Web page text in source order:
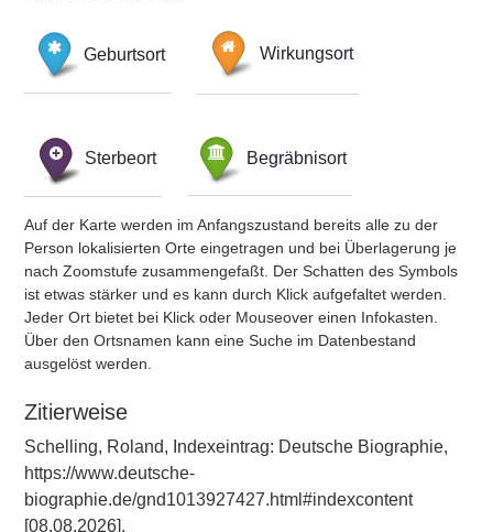
Geburtsort Wirkungsort
Sterbeort Begräbnisort
Auf der Karte werden im Anfangszustand bereits alle zu der
Person lokalisierten Orte eingetragen und bei Überlagerung je
nach Zoomstufe zusammengefaßt. Der Schatten des Symbols
ist etwas stärker und es kann durch Klick aufgefaltet werden.
Jeder Ort bietet bei Klick oder Mouseover einen Infokasten.
Über den Ortsnamen kann eine Suche im Datenbestand
ausgelöst werden.
Zitierweise
Schelling, Roland, Indexeintrag: Deutsche Biographie,
https://www.deutsche-
biographie.de/gnd1013927427.html#indexcontent
[08.08.2026].